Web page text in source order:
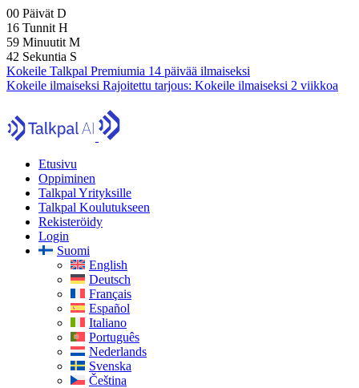
00 Päivät D
16 Tunnit H
59 Minuutit M
40 Sekuntia S
Kokeile Talkpal Premiumia 14 päivää ilmaiseksi
Kokeile ilmaiseksi Rajoitettu tarjous: Kokeile ilmaiseksi 2 viikkoa
Etusivu
Oppiminen
Talkpal Yrityksille
Talkpal Koulutukseen
Rekisteröidy
Login
Suomi
English
Deutsch
Français
Español
Italiano
Português
Nederlands
Svenska
Čeština